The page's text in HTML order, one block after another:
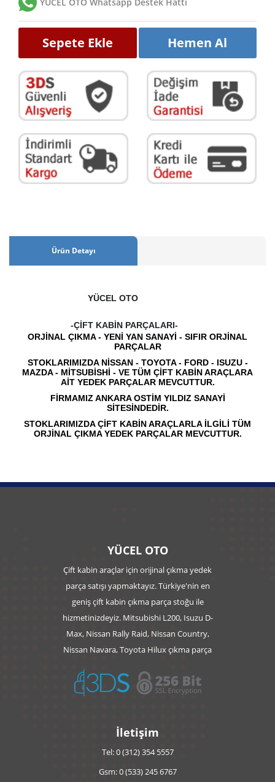
Sepete Ekle Hemen Al
Ürün Detayı
YÜCEL OTO
-ÇİFT KABİN PARÇALARI-
ORJİNAL ÇIKMA - YENİ YAN SANAYİ - SIFIR ORJİNAL
PARÇALAR
STOKLARIMIZDA NİSSAN - TOYOTA - FORD - ISUZU -
MAZDA - MİTSUBİSHİ - VE TÜM ÇİFT KABİN ARAÇLARA
AİT YEDEK PARÇALAR MEVCUTTUR.
FİRMAMIZ ANKARA OSTİM YILDIZ SANAYİ
SİTESİNDEDİR.
STOKLARIMIZDA ÇİFT KABİN ARAÇLARLA İLGİLİ TÜM
ORJİNAL ÇIKMA YEDEK PARÇALAR MEVCUTTUR.
YÜCEL OTO
Çift kabin araçlar için orijinal çıkma yedek
parça satışı yapmaktayız. Türkiye'nin en
geniş çift kabin çıkma parça stoğu ile
hizmetinizdeyiz. Mitsubishi L200, Isuzu D-
Max, Nissan Rally Raid, Nissan Country,
Nissan Navara, Toyota Hilux çıkma parça
İletişim
Tel: 0 (312) 354 5557
Gsm: 0 (533) 245 6767